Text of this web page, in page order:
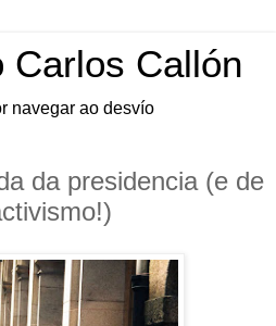
Carlos Callón
navegar ao desvío
da presidencia (e de